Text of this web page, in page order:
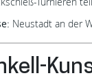
Neustadt an der